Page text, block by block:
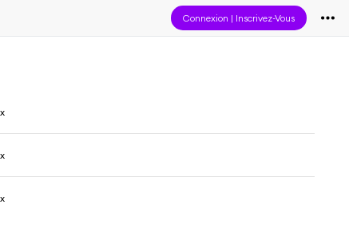
Connexion | Inscrivez-Vous